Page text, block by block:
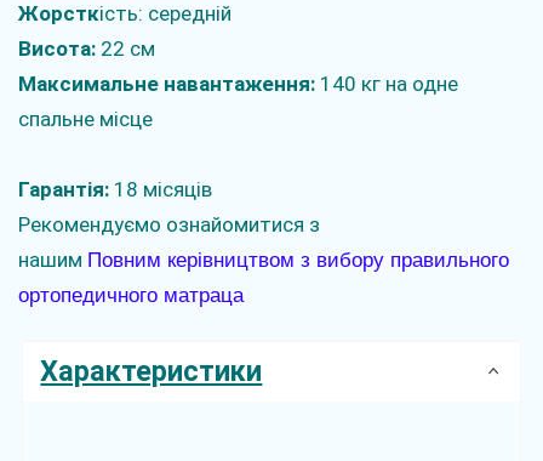
Жорсткість: середній
Висота: 22 см
Максимальне навантаження: 140 кг на одне
спальне місце
Гарантія: 18 місяців
Рекомендуємо ознайомитися з
нашим Повним керівництвом з вибору правильного
ортопедичного матраца
Характеристики